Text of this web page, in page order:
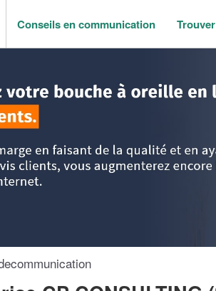
Conseils en communication